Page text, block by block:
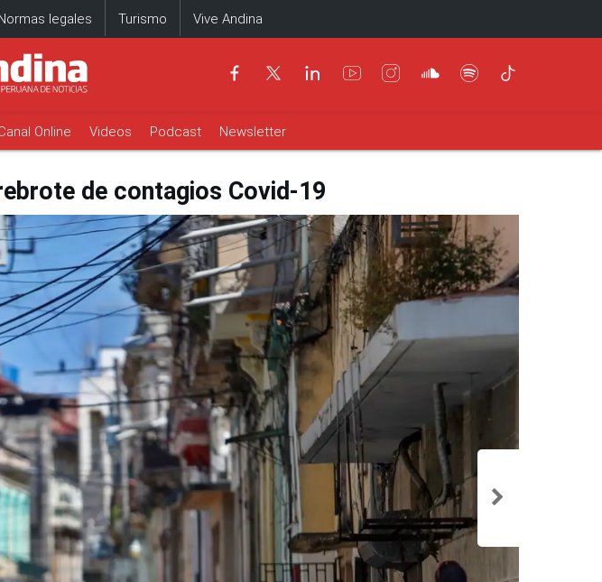
legales Turismo Vive Andina
Online Videos Podcast Newsletter
de contagios Covid-19